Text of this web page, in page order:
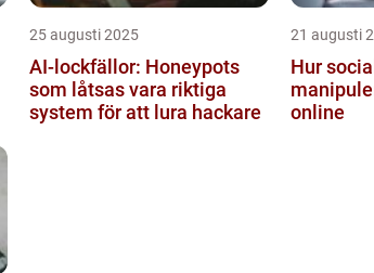
25 augusti 2025
AI-lockfällor: Honeypots
som låtsas vara riktiga
system för att lura hackare
21 augusti
Hur
online